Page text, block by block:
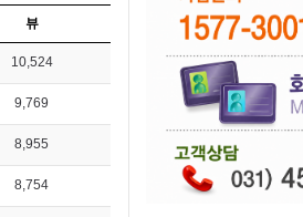
뷰
10,524
9,769
8,955
8,754